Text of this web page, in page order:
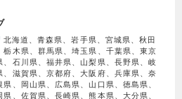
北海道、青森県、岩手県、宮城県、秋田
木県、群馬県、埼玉県、千葉県、東京
石川県、福井県、山梨県、長野県、岐
滋賀県、京都府、大阪府、兵庫県、奈
、岡山県、広島県、山口県、徳島県、
、佐賀県、長崎県、熊本県、大分県、